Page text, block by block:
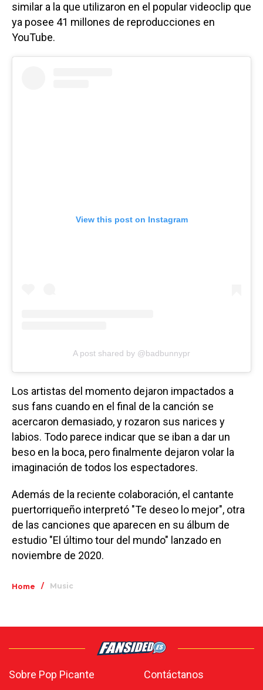
similar a la que utilizaron en el popular videoclip que
ya posee 41 millones de reproducciones en
YouTube.
View this post on Instagram
A post shared by @badbunnypr
Los artistas del momento dejaron impactados a
sus fans cuando en el final de la canción se
acercaron demasiado, y rozaron sus narices y
labios. Todo parece indicar que se iban a dar un
beso en la boca, pero finalmente dejaron volar la
imaginación de todos los espectadores.
Además de la reciente colaboración, el cantante
puertorriqueño interpretó "Te deseo lo mejor", otra
de las canciones que aparecen en su álbum de
estudio "El último tour del mundo" lanzado en
noviembre de 2020.
Home / Music
Sobre Pop Picante
Contáctanos